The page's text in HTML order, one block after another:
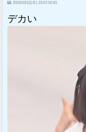
11: 2023/10/12(木) 23:57:52.81
デカい